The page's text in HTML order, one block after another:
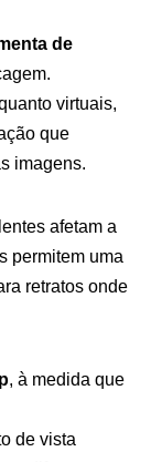
de
virtuais,
que
imagens.
afetam a
permitem uma
retratos onde
, à medida que
de vista